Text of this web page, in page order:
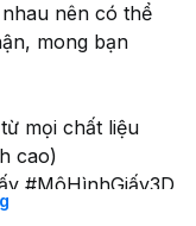
nên có thể
mong bạn
mọi chất liệu
cao)
#MôHìnhGiấy3D